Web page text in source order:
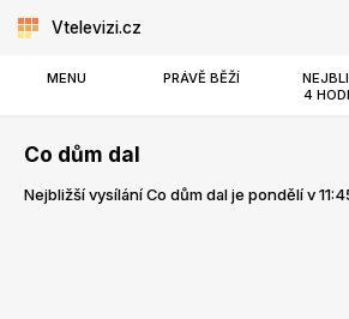
Vtelevizi.cz
MENU PRÁVĚ BĚŽÍ
4
Co dům dal
Nejbližší vysílání Co dům dal je pondělí v